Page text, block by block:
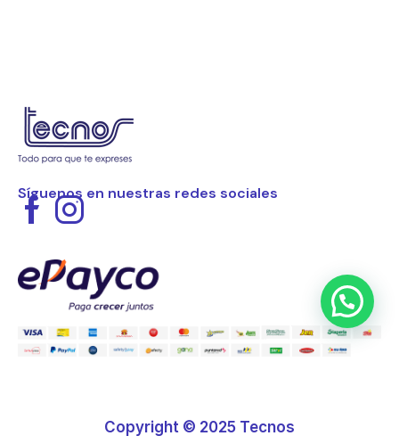
Síguenos en nuestras redes sociales
Copyright © 2025 Tecnos